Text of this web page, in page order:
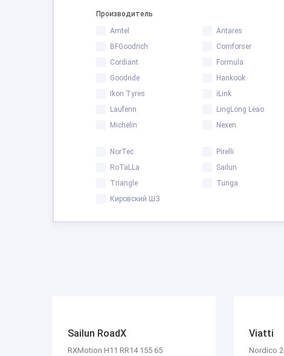
Производитель
Amtel
Antares
BFGoodrich
Comforser
Cordiant
Formula
Goodride
Hankook
Ikon Tyres
iLink
Laufenn
LingLong Leao
Michelin
Nexen
NorTec Pirelli
RoTaLLa
Sailun
Triangle
Tunga
Кировский ШЗ
Sailun RoadX
RXMotion H11 RR14 155 65
Viatti
Nordico 2